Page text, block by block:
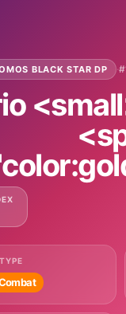
BLACK STAR DP ·
TYPE